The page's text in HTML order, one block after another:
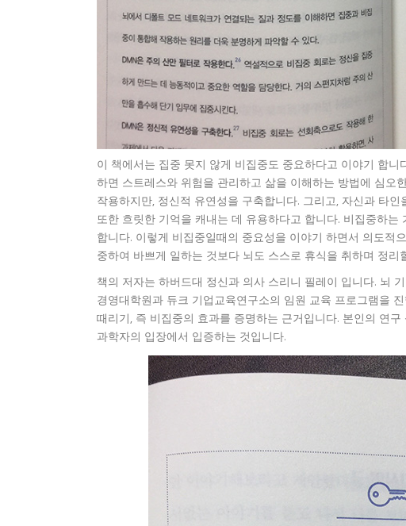
이 책에서는 집중 못지 않게 비집중도 중요하다고 이야기 합
하면 스트레스와 위험을 관리하고 삶을 이해하는 방법에 심오
작용하지만, 정신적 유연성을 구축합니다. 그리고, 자신과 타
또한 흐릿한 기억을 캐내는 데 유용하다고 합니다. 비집중하
합니다. 이렇게 비집중일때의 중요성을 이야기 하면서 의도적
중하여 바쁘게 일하는 것보다 뇌도 스스로 휴식을 취하며 정리
책의 저자는 하버드대 정신과 의사 스리니 필레이 입니다. 뇌
경영대학원과 듀크 기업교육연구소의 임원 교육 프로그램을
때리기, 즉 비집중의 효과를 증명하는 근거입니다. 본인의 연
과학자의 입장에서 입증하는 것입니다.